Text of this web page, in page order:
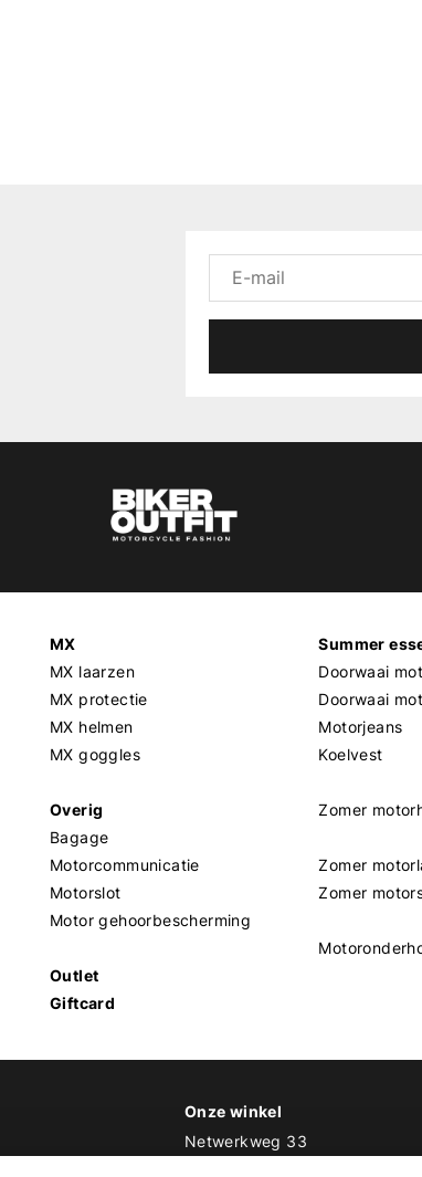
MX
MX laarzen
MX protectie
MX helmen
MX goggles
Overig
Bagage
Motorcommunicatie
Motorslot
Motor gehoorbescherming
Outlet
Giftcard
Summer
Doorwaai
Doorwaai
Motorjeans
Koelvest
Zomer
Zomer
Zomer
Onze winkel
Netwerkweg 33